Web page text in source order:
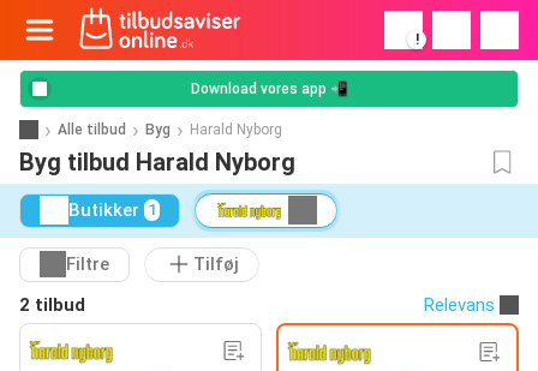
!
Download vores app 📲
Alle tilbud Byg Harald Nyborg
Byg tilbud Harald Nyborg
Butikker 1
Filtre
Tilføj
2 tilbud
Relevans